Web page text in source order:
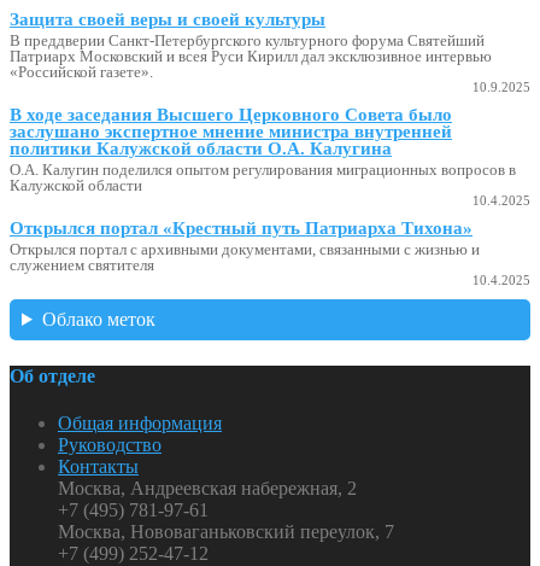
Защита своей веры и своей культуры
В преддверии Санкт-Петербургского культурного форума Святейший
Патриарх Московский и всея Руси Кирилл дал эксклюзивное интервью
«Российской газете».
10.9.2025
В ходе заседания Высшего Церковного Совета было
заслушано экспертное мнение министра внутренней
политики Калужской области О.А. Калугина
О.А. Калугин поделился опытом регулирования миграционных вопросов в
Калужской области
10.4.2025
Открылся портал «Крестный путь Патриарха Тихона»
Открылся портал с архивными документами, связанными с жизнью и
служением святителя
10.4.2025
Облако меток
Об отделе
Общая информация
Руководство
Контакты
Москва, Андреевская набережная, 2
+7 (495) 781-97-61
Москва, Нововаганьковский переулок, 7
+7 (499) 252-47-12